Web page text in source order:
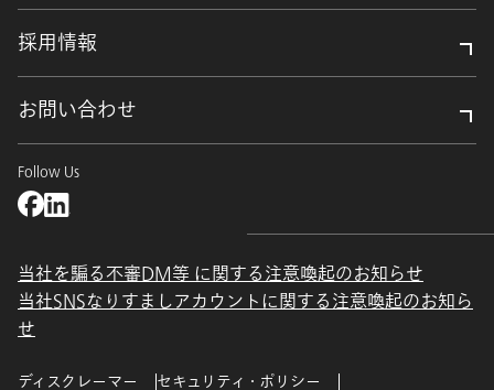
採用情報
お問い合わせ
Follow Us
当社を騙る不審DM等 に関する注意喚起のお知らせ
当社SNSなりすましアカウントに関する注意喚起のお知ら
せ
ディスクレーマー セキュリティ・ポリシー